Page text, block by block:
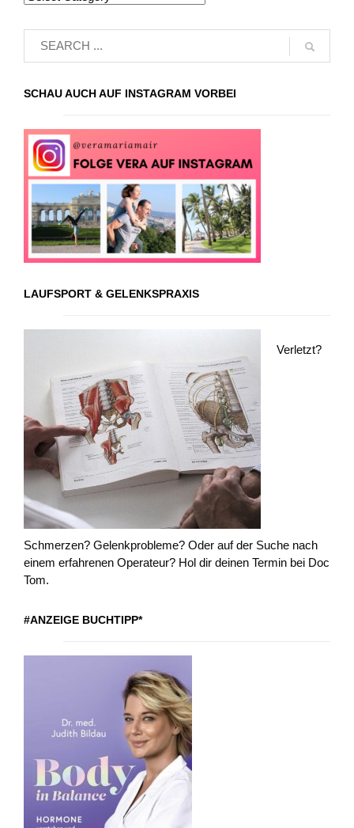
SCHAU AUCH AUF INSTAGRAM VORBEI
LAUFSPORT & GELENKSPRAXIS
Verletzt?
Schmerzen? Gelenkprobleme? Oder auf der Suche nach
einem erfahrenen Operateur? Hol dir deinen Termin bei Doc
Tom.
#ANZEIGE BUCHTIPP*